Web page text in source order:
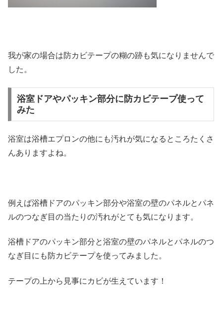
我が家の場合は防カビテープの糊の跡も気になりませんで
した。
浴室ドアやパッキン部分に防カビテープ使って
みた
浴室は浴槽エプロンの他にも汚れが気になるところたくさ
んありますよね。
例えば浴槽ドアのパッキン部分や浴室の壁のパネルとパネ
ルのつなぎ目の当たりの汚れがとても気になります。
浴槽ドアのパッキン部分と浴室の壁のパネルとパネルのつ
なぎ目にも防カビテープを使ってみました。
テープの上から見事にカビが生えています！